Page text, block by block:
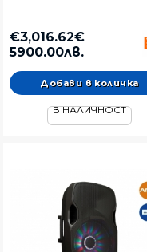
€3,016.62€
5900.00лв.
В НАЛИЧНОСТ